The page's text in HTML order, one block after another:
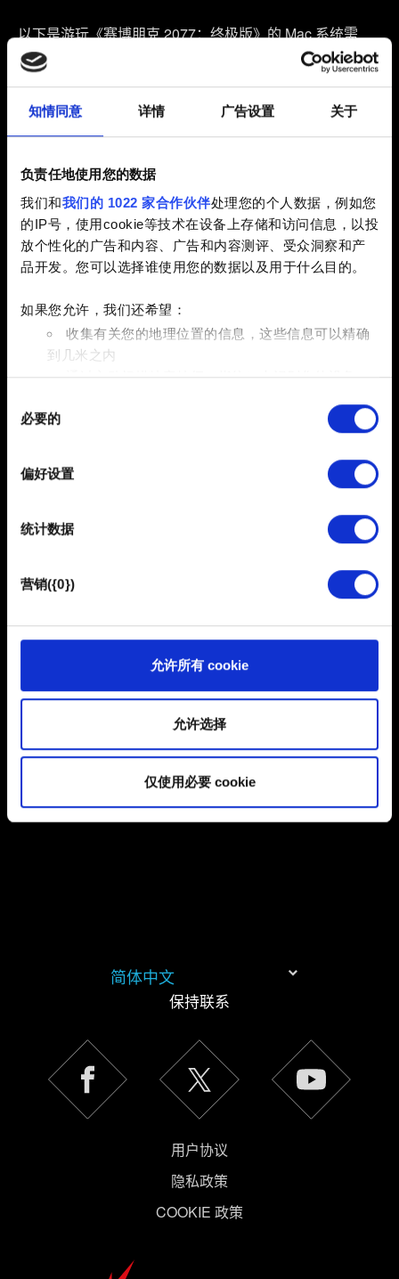
知情同意 详情 广告设置 关于
负责任地使用您的数据
我们和我们的 1022 家合作伙伴处理您的个人数据，例如您
的IP号，使用cookie等技术在设备上存储和访问信息，以投
放个性化的广告和内容、广告和内容测评、受众洞察和产
品开发。您可以选择谁使用您的数据以及用于什么目的。
如果您允许，我们还希望：
收集有关您的地理位置的信息，这些信息可以精确
到几米之内
通过主动扫描特定特征（指纹）来识别您的设备
查找有关您的个人数据如何处理的更多信息，
并设置您的首选项。您可随时从Cookie声明中更改或撤回
部分需要使用 Cookies 的是为了让网站功能可用，而另一
馈，以便网站将更好地服务于您。例如帮助我们在社交媒
也可能与我们的合作伙伴分享我们的 Cookie 片段。但是，
使用所有这些非强制性的 Cookie 都需要提前获取您的许
您可以在下面的"设置"菜单中找到有关我们使用 Cookie 的
其中的内容并准备好继续，请点击"确定"。
必要的
偏好设置
统计数据
营销({0})
允许所有 cookie
允许选择
仅使用必要 cookie
以下是游玩《赛博朋克 2077：终极版》的 Mac 系统需
求。无论选择哪种画质设置，都需要在 MacOS 15.5 或更
高版本下运行，若通过 GOG、Epic Games Store 或
Steam 下载，需要 92GB 的存储空间；若通过 App Store
下载，需要 159GB 的存储空间。该版本包含所有语音配
音。最低配置为 M1 芯片和 16GB 内存，可以输出
1440x900 或 1600x900 分辨率的画面，目标帧率可达 30
FPS。推荐配置为 M3 Pro 芯片和 18GB 内存，可以输出
1800x1125 或 1920x1080 分辨率的画面，目标帧率可达
60 FPS。高画质配置为 M2 Max 或 M3 Max 芯片，以及
32GB 内存，可以输出 1800x1125 或 1920x1080 分辨率
的画面，目标帧率可达 60 FPS。极高画质为 M3 Ultra 或
M4 Max 芯片，以及 36GB 内存，可以输出 2294x1432 或
2560x1440 分辨率的画面，目标帧率可达 60 FPS。游戏
内的画质预设选项“适配当前 Mac”，将根据每台 Mac 的硬
件自动分配最合适的画质与分辨率，以实现视觉效果和性
- 该分辨率由“适用于本 Mac”预设方案分配。使用
更高的分辨率会显著影响 FPS。注意：对于外接显示器，
我们建议使用“适用于本 Mac”预设方案分配的分辨率。在
- 允许在下载和安装过程中占用额外空
间。该空间的大小会因为文件、存储以及第一次安装或者
更新而有所不同。
为了获得最佳的游戏体验，无论你的硬件性能如何，光线
追踪在默认的“适用于本 Mac”预设方案里都不会应用。点
了解 Mac 上光线追踪的更多信息。
简体中文
保持联系
用户协议
隐私政策
COOKIE 政策